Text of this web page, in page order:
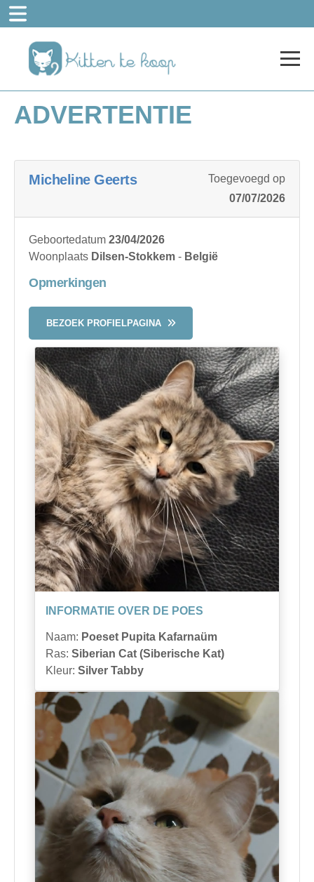
ADVERTENTIE
Micheline Geerts
Toegevoegd op
07/07/2026
Geboortedatum 23/04/2026
Woonplaats Dilsen-Stokkem - België
Opmerkingen
BEZOEK PROFIELPAGINA
INFORMATIE OVER DE POES
Naam: Poeset Pupita Kafarnaüm
Ras: Siberian Cat (Siberische Kat)
Kleur: Silver Tabby